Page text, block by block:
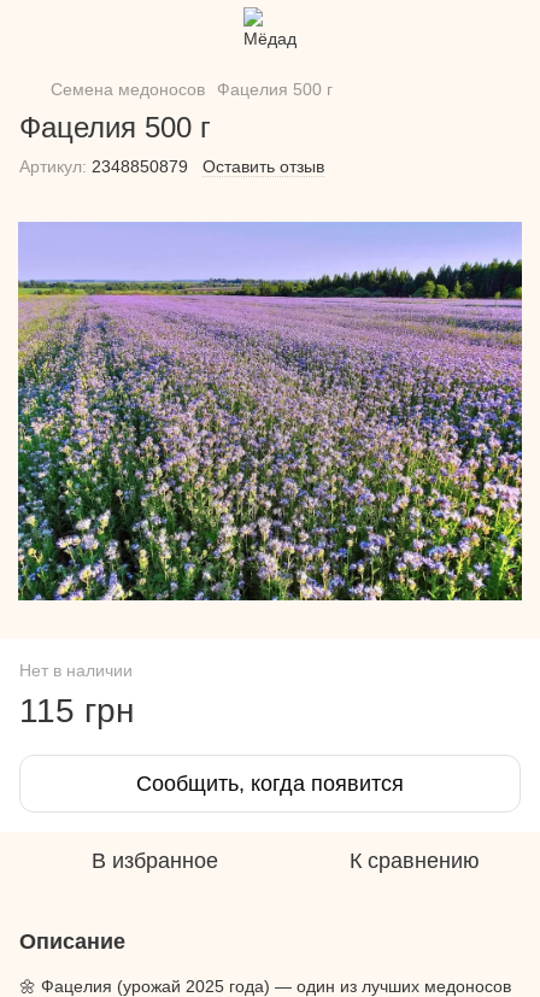
Семена медоносов Фацелия 500 г
Фацелия 500 г
Артикул: 2348850879 Оставить отзыв
Нет в наличии
115 грн
Сообщить, когда появится
В избранное К сравнению
Описание
🌼 Фацелия (урожай 2025 года) — один из лучших медоносов